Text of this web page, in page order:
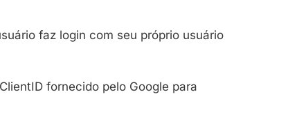
faz login com seu próprio usuário
ClientIDfornecido pelo Google para